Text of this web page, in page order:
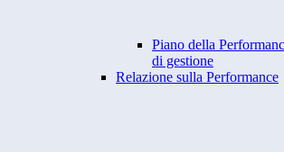
Piano della
di gestione
Relazione sulla Performance